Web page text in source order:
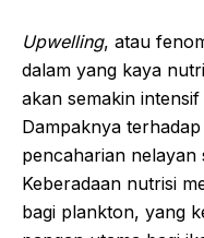
Upwelling, atau
dalam yang kaya
akan semakin
Dampaknya
pencaharian nelayan
Keberadaan nutrisi
bagi plankton, yang